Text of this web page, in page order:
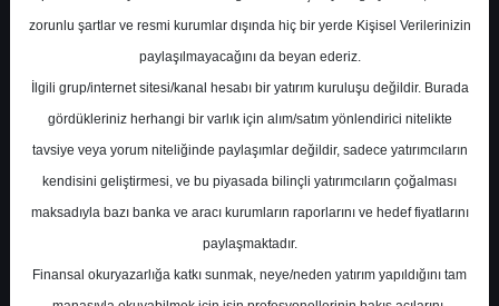
Günlük Bülten ve Şirket Haberleri
S.No Dosya Adı İndir
zorunlu şartlar ve resmi kurumlar dışında hiç bir yerde Kişisel Verilerinizin
paylaşılmayacağını da beyan ederiz.
İlgili grup/internet sitesi/kanal hesabı bir yatırım kuruluşu değildir. Burada
gördükleriniz herhangi bir varlık için alım/satım yönlendirici nitelikte
tavsiye veya yorum niteliğinde paylaşımlar değildir, sadece yatırımcıların
kendisini geliştirmesi, ve bu piyasada bilinçli yatırımcıların çoğalması
maksadıyla bazı banka ve aracı kurumların raporlarını ve hedef fiyatlarını
paylaşmaktadır.
Finansal okuryazarlığa katkı sunmak, neye/neden yatırım yapıldığını tam